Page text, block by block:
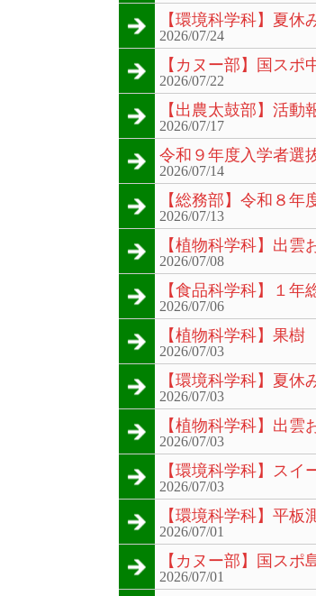
【環境科学科】夏休
2026/07/24
【カヌー部】国ス
2026/07/22
【出農太鼓部】活動
2026/07/17
令和９年度入学者選
2026/07/14
【総務部】令和８
2026/07/13
【植物科学科】出雲
2026/07/08
【食品科学科】１年
2026/07/06
【植物科学科】果
2026/07/03
【環境科学科】夏休
2026/07/03
【植物科学科】出雲
2026/07/03
【環境科学科】スイ
2026/07/03
【環境科学科】平
2026/07/01
【カヌー部】国ス
2026/07/01